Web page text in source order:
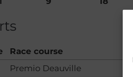
Race course
Premio Deauville